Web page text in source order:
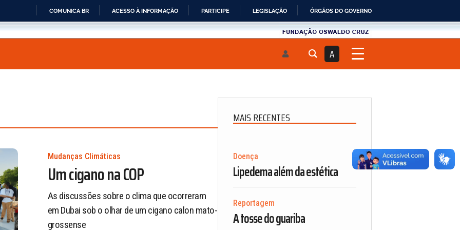
IR
COMUNICA BR ACESSO À INFORMAÇÃO PARTICIPE LEGISLAÇÃO ÓRGÃOS DO GOVERNO
Fundau00e7u00e3o
A
Mudanças Climáticas
Um cigano na COP
As discussões sobre o clima que ocorreram
em Dubai sob o olhar de um cigano calon mato-
grossense
MAIS RECENTES
Doença
Lipedema além da estética
Reportagem
A tosse do guariba